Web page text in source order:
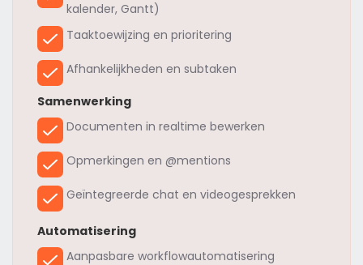
kalender, Gantt)
Taaktoewijzing en prioritering
Afhankelijkheden en subtaken
Samenwerking
Documenten in realtime bewerken
Opmerkingen en @mentions
Geïntegreerde chat en videogesprekken
Automatisering
Aanpasbare workflowautomatisering